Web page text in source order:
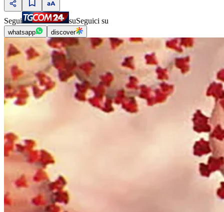
Segui suSeguici su
whatsapp discover